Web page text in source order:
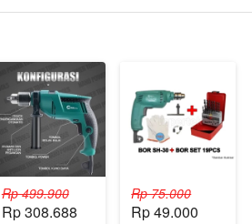
Rp 499.900
Rp 308.688
Rp 75.000
Rp 49.000